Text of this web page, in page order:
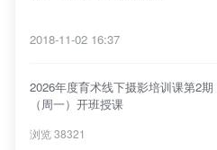
2018-11-02 16:37
2026年度育术线下摄影培训课第2
（周一）开班授课
浏览 38321